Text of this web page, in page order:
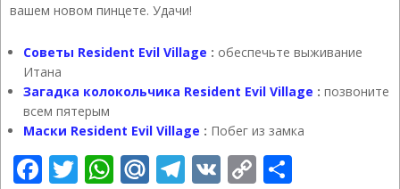
вашем новом пинцете. Удачи!
Советы Resident Evil Village : обеспечьте выживание
Итана
Загадка колокольчика Resident Evil Village : позвоните
всем пятерым
Маски Resident Evil Village : Побег из замка
Facebook
Twitter
WhatsApp
Mail.Ru
Telegram
VK Copy